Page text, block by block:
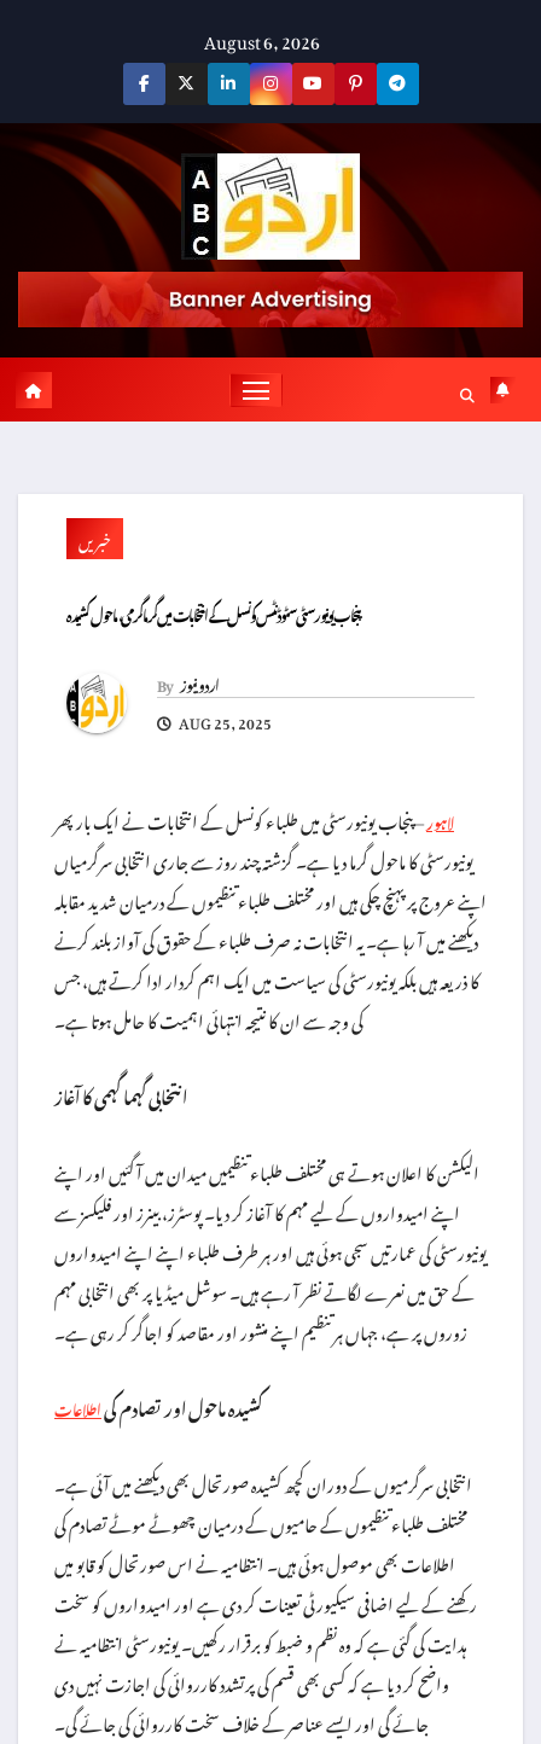
August 6, 2026
خبریں
پنجاب یونیورسٹی سٹوڈنٹس کونسل کے انتخابات میں گرما گرمی، ماحول کشیدہ
Byاردو نیوز
AUG 25, 2025
لاہور– پنجاب یونیورسٹی میں طلباء کونسل کے انتخابات نے ایک بار پھر
یونیورسٹی کا ماحول گرما دیا ہے۔ گزشتہ چند روز سے جاری انتخابی سرگرمیاں
اپنے عروج پر پہنچ چکی ہیں اور مختلف طلباء تنظیموں کے درمیان شدید مقابلہ
دیکھنے میں آ رہا ہے۔ یہ انتخابات نہ صرف طلباء کے حقوق کی آواز بلند کرنے
کا ذریعہ ہیں بلکہ یونیورسٹی کی سیاست میں ایک اہم کردار ادا کرتے ہیں، جس
کی وجہ سے ان کا نتیجہ انتہائی اہمیت کا حامل ہوتا ہے۔
انتخابی گہما گہمی کا آغاز
الیکشن کا اعلان ہوتے ہی مختلف طلباء تنظیمیں میدان میں آ گئیں اور اپنے
اپنے امیدواروں کے لیے مہم کا آغاز کر دیا۔ پوسٹرز، بینرز اور فلیکسز سے
یونیورسٹی کی عمارتیں سجی ہوئی ہیں اور ہر طرف طلباء اپنے اپنے امیدواروں
کے حق میں نعرے لگاتے نظر آ رہے ہیں۔ سوشل میڈیا پر بھی انتخابی مہم
زوروں پر ہے، جہاں ہر تنظیم اپنے منشور اور مقاصد کو اجاگر کر رہی ہے۔
کشیدہ ماحول اور تصادم کیاطلاعات
انتخابی سرگرمیوں کے دوران کچھ کشیدہ صورتحال بھی دیکھنے میں آئی ہے۔
مختلف طلباء تنظیموں کے حامیوں کے درمیان چھوٹے موٹے تصادم کی
اطلاعات بھی موصول ہوئی ہیں۔ انتظامیہ نے اس صورتحال کو قابو میں
رکھنے کے لیے اضافی سیکیورٹی تعینات کر دی ہے اور امیدواروں کو سخت
ہدایت کی گئی ہے کہ وہ نظم و ضبط کو برقرار رکھیں۔ یونیورسٹی انتظامیہ نے
واضح کر دیا ہے کہ کسی بھی قسم کی پرتشدد کارروائی کی اجازت نہیں دی
جائے گی اور ایسے عناصر کے خلاف سخت کارروائی کی جائے گی۔